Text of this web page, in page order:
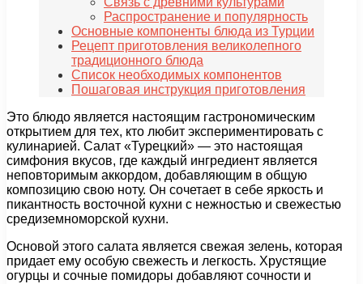
Распространение и популярность
Основные компоненты блюда из Турции
Рецепт приготовления великолепного
традиционного блюда
Список необходимых компонентов
Пошаговая инструкция приготовления
Это блюдо является настоящим гастрономическим
открытием для тех, кто любит экспериментировать с
кулинарией. Салат «Турецкий» — это настоящая
симфония вкусов, где каждый ингредиент является
неповторимым аккордом, добавляющим в общую
композицию свою ноту. Он сочетает в себе яркость и
пикантность восточной кухни с нежностью и свежестью
средиземноморской кухни.
Основой этого салата является свежая зелень, которая
придает ему особую свежесть и легкость. Хрустящие
огурцы и сочные помидоры добавляют сочности и